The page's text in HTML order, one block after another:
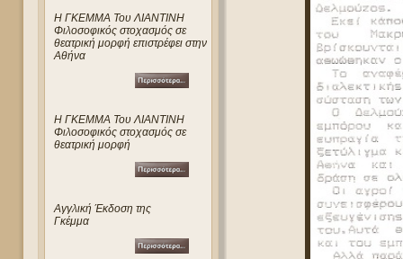
Η ΓΚΕΜΜΑ Του ΛΙΑΝΤΙΝΗ
Φιλοσοφικός στοχασμός σε
θεατρική μορφή επιστρέφει στην
Αθήνα
Η ΓΚΕΜΜΑ Του ΛΙΑΝΤΙΝΗ
Φιλοσοφικός στοχασμός σε
θεατρική μορφή
Αγγλική Έκδοση της
Γκέμμα